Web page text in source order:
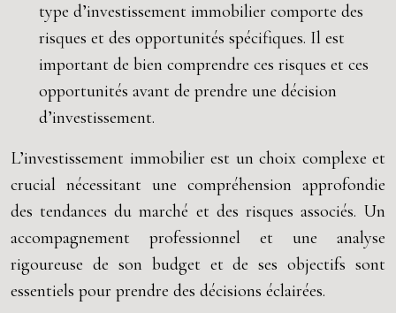
type d’investissement immobilier comporte des
risques et des opportunités spécifiques. Il est
important de bien comprendre ces risques et ces
opportunités avant de prendre une décision
d’investissement.
L’investissement immobilier est un choix complexe et
crucial nécessitant une compréhension approfondie
des tendances du marché et des risques associés. Un
accompagnement professionnel et une analyse
rigoureuse de son budget et de ses objectifs sont
essentiels pour prendre des décisions éclairées.